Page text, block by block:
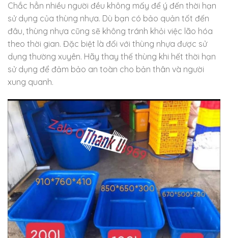
Chắc hẳn nhiều người đều không mấy để ý đến thời hạn
sử dụng của thùng nhựa. Dù bạn có bảo quản tốt đến
đâu, thùng nhựa cũng sẽ không tránh khỏi việc lão hóa
theo thời gian. Đặc biệt là đối với thùng nhựa được sử
dụng thường xuyên. Hãy thay thế thùng khi hết thời hạn
sử dụng để đảm bảo an toàn cho bản thân và người
xung quanh.